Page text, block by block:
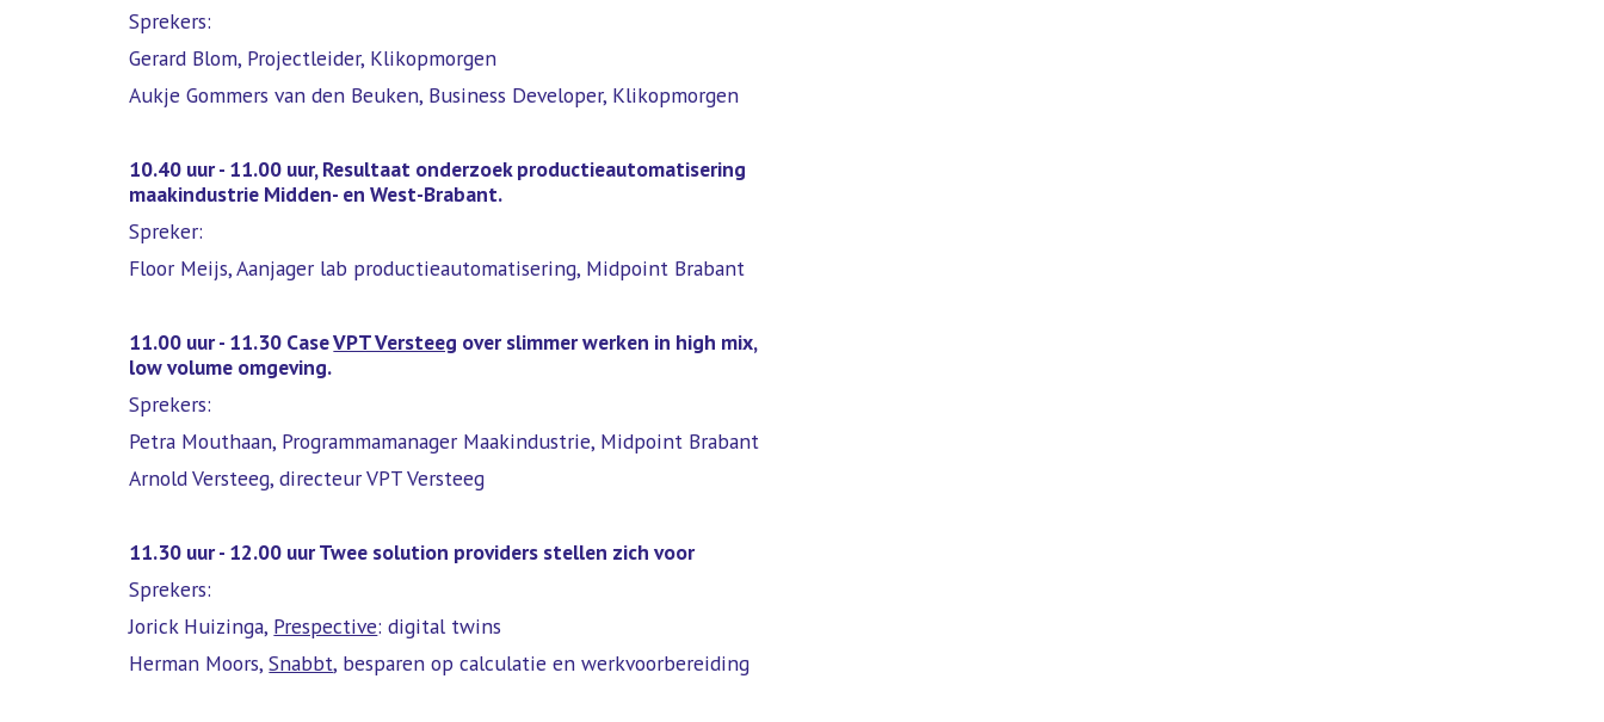
Sprekers:
Gerard Blom, Projectleider, Klikopmorgen
Aukje Gommers van den Beuken, Business Developer, Klikopmorgen
10.40 uur - 11.00 uur, Resultaat onderzoek productieautomatisering
maakindustrie Midden- en West-Brabant.
Spreker:
Floor Meijs, Aanjager lab productieautomatisering, Midpoint Brabant
11.00 uur - 11.30 CaseVPT Versteeg over slimmer werken in high mix,
low volume omgeving.
Sprekers:
Petra Mouthaan, Programmamanager Maakindustrie, Midpoint Brabant
Arnold Versteeg, directeur VPT Versteeg
11.30 uur - 12.00 uur Twee solution providers stellen zich voor
Sprekers:
Jorick Huizinga, Prespective: digital twins
Herman Moors,Snabbt, besparen op calculatie en werkvoorbereiding